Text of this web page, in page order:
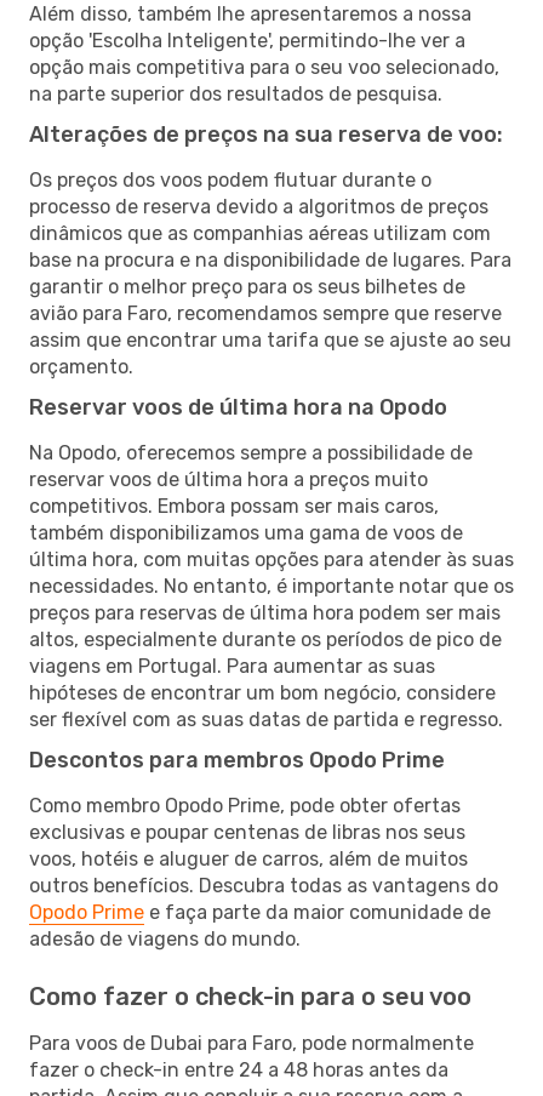
Além disso, também lhe apresentaremos a nossa
opção 'Escolha Inteligente', permitindo-lhe ver a
opção mais competitiva para o seu voo selecionado,
na parte superior dos resultados de pesquisa.
Alterações de preços na sua reserva de voo:
Os preços dos voos podem flutuar durante o
processo de reserva devido a algoritmos de preços
dinâmicos que as companhias aéreas utilizam com
base na procura e na disponibilidade de lugares. Para
garantir o melhor preço para os seus bilhetes de
avião para Faro, recomendamos sempre que reserve
assim que encontrar uma tarifa que se ajuste ao seu
orçamento.
Reservar voos de última hora na Opodo
Na Opodo, oferecemos sempre a possibilidade de
reservar voos de última hora a preços muito
competitivos. Embora possam ser mais caros,
também disponibilizamos uma gama de voos de
última hora, com muitas opções para atender às suas
necessidades. No entanto, é importante notar que os
preços para reservas de última hora podem ser mais
altos, especialmente durante os períodos de pico de
viagens em Portugal. Para aumentar as suas
hipóteses de encontrar um bom negócio, considere
ser flexível com as suas datas de partida e regresso.
Descontos para membros Opodo Prime
Como membro Opodo Prime, pode obter ofertas
exclusivas e poupar centenas de libras nos seus
voos, hotéis e aluguer de carros, além de muitos
outros benefícios. Descubra todas as vantagens do
Opodo Prime e faça parte da maior comunidade de
adesão de viagens do mundo.
Como fazer o check-in para o seu voo
Para voos de Dubai para Faro, pode normalmente
fazer o check-in entre 24 a 48 horas antes da